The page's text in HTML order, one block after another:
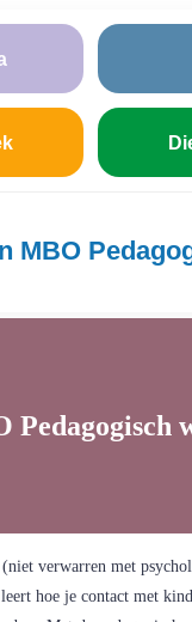
MBO
Pedagogisch
verwarren met
hoe je contact met